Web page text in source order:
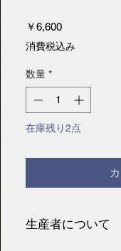
￥6,600価
格
消費税込み
数量 *
在庫残り2点
生産者について